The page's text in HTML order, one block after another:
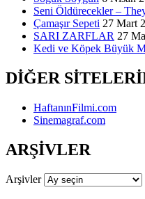
Seni Öldürecekler –
Çamaşır Sepeti 27 Mart
SARI ZARFLAR 27
Kedi ve Köpek Büyük
DIĞER
HaftanınFilmi.com
Sinemagraf.com
ARŞIVLER
Arşivler